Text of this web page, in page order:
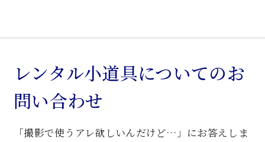
卓
子
個
レンタル小道具についてのお
問い合わせ
「撮影で使うアレ欲しいんだけど…」にお答えしま